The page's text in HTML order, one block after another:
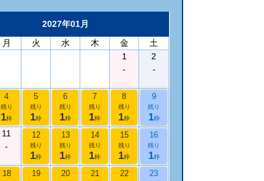
2027年01月
月 火 水 木 金
土
1
-
2
-
4
残り
1枠
5
残り
1枠
6
残り
1枠
7
残り
1枠
8
残り
1枠
9
残り
1枠
11
-
12
残り
1枠
13
残り
1枠
14
残り
1枠
15
残り
1枠
16
残り
1枠
18 19 20 21 22 23